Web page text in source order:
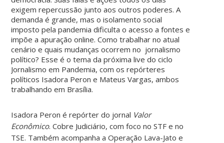
exigem repercussão junto aos outros poderes. A
demanda é grande, mas o isolamento social
imposto pela pandemia dificulta o acesso a fontes e
impõe a apuração online. Como trabalhar no atual
cenário e quais mudanças ocorrem no jornalismo
político? Esse é o tema da próxima live do ciclo
Jornalismo em Pandemia, com os repórteres
políticos Isadora Peron e Mateus Vargas, ambos
trabalhando em Brasília.
Isadora Peron é repórter do jornal Valor
Econômico. Cobre Judiciário, com foco no STF e no
TSE. Também acompanha a Operação Lava-Jato e